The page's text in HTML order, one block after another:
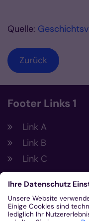
Quelle:
Zurück
Footer Links 1
Link A
Link B
Link C
Footer Links 2
Link A